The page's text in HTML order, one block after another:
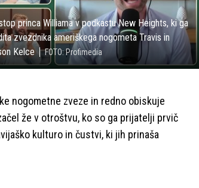
princa Williama v podkastu New Heights, ki ga
zvezdnika ameriškega nogometa Travis in
Kelce
FOTO: Profimedia
nogometne zveze in redno obiskuje
že v otroštvu, ko so ga prijatelji prvič
kulturo in čustvi, ki jih prinaša